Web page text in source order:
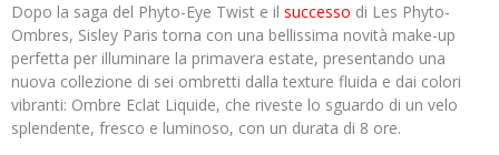
Dopo la saga del Phyto-Eye Twist e il successo di Les Phyto-
Ombres, Sisley Paris torna con una bellissima novità make-up
perfetta per illuminare la primavera estate, presentando una
nuova collezione di sei ombretti dalla texture fluida e dai colori
vibranti: Ombre Eclat Liquide, che riveste lo sguardo di un velo
splendente, fresco e luminoso, con un durata di 8 ore.